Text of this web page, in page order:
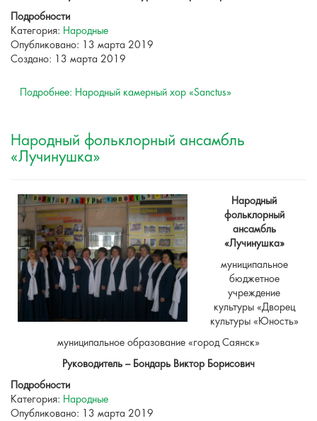
Подробности
Категория: Народные
Опубликовано: 13 марта 2019
Создано: 13 марта 2019
Подробнее: Народный камерный хор «Sanctus»
Народный фольклорный ансамбль
«Лучинушка»
Народный
фольклорный
ансамбль
«Лучинушка»
муниципальное
бюджетное
учреждение
культуры «Дворец
культуры «Юность»
муниципальное образование «город Саянск»
Руководитель – Бондарь Виктор Борисович
Подробности
Категория: Народные
Опубликовано: 13 марта 2019